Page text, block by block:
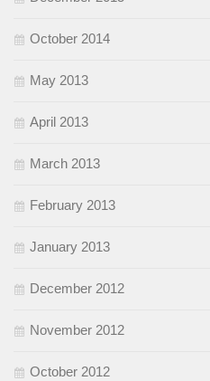
October 2014
May 2013
April 2013
March 2013
February 2013
January 2013
December 2012
November 2012
October 2012